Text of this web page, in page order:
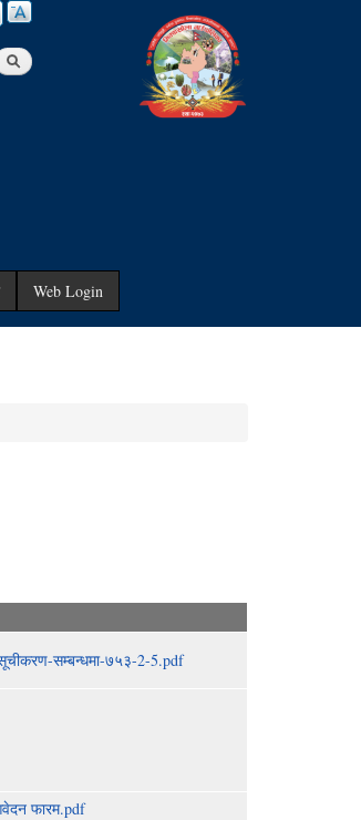
Web Login
सम्बन्धमा-७५३-2-5.pdf
फारम.pdf